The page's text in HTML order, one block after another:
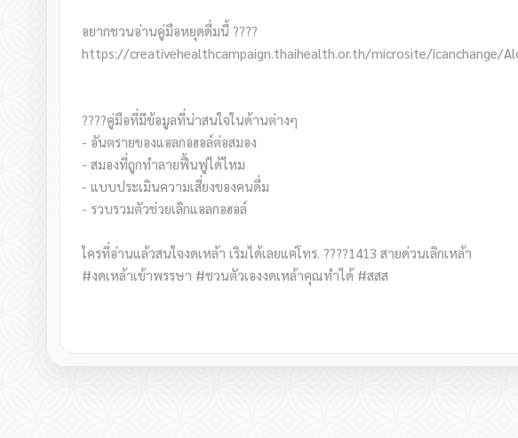
อยากชวนอ่านคู่มือหยุดดื่มนี้ ????
https://creativehealthcampaign.thaihealth.or.th/microsite/icanchange/
????คู่มือที่มีข้อมูลที่น่าสนใจในด้านต่างๆ
- อันตรายของแอลกอฮอล์ต่อสมอง
- สมองที่ถูกทำลายฟื้นฟูได้ไหม
- แบบประเมินความเสี่ยงของคนดื่ม
- รวบรวมตัวช่วยเลิกแอลกอฮอล์
ใครที่อ่านแล้วสนใจงดเหล้า เริมได้เลยแค่โทร. ????1413 สายด่วนเลิกเหล้า
#งดเหล้าเข้าพรรษา #ชวนตัวเองงดเหล้าคุณทำได้ #สสส